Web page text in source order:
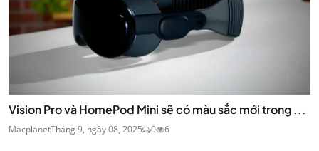
Vision Pro và HomePod Mini sẽ có màu sắc mới trong ...
MacplanetTháng 9, ngày 08, 2025 0 6